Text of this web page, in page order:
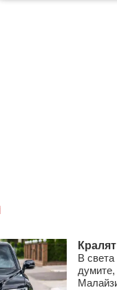
В
думите,